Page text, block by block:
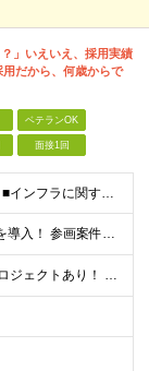
」いえいえ、採用実績
だから、何歳からで
ベテランOK
面接1回
◎20～60代の転職事例多数！ ■インフラに関する何らかのご経験 ■学歴不問/転職回数は一切不問！
当社では【単価連動型給与】を導入！ 参画案件の契約単価に連動して給与が決定。 還元率は単価の【70％～80％】と東証プライム上場グループとして高水準です！（社会保険料・教育コスト含む） ■関東：月給
【全国47都道府県】に大型プロジェクトあり！ 主要勤務地： 北海道/宮城県/栃木県/埼玉県/千葉県/東京都/神奈川県/愛知県/大阪府/京都府/兵庫県/広島県/福岡県/熊本県 ※勤務エリアは、あなたの